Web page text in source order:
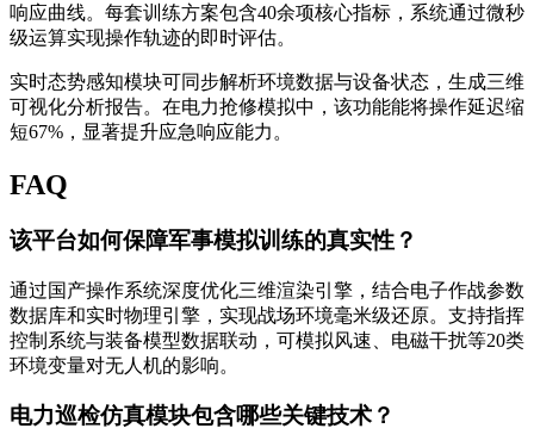
响应曲线。每套训练方案包含40余项核心指标，系统通过微秒
级运算实现操作轨迹的即时评估。
实时态势感知模块可同步解析环境数据与设备状态，生成三维
可视化分析报告。在电力抢修模拟中，该功能能将操作延迟缩
短67%，显著提升应急响应能力。
FAQ
该平台如何保障军事模拟训练的真实性？
通过国产操作系统深度优化三维渲染引擎，结合电子作战参数
数据库和实时物理引擎，实现战场环境毫米级还原。支持指挥
控制系统与装备模型数据联动，可模拟风速、电磁干扰等20类
环境变量对无人机的影响。
电力巡检仿真模块包含哪些关键技术？